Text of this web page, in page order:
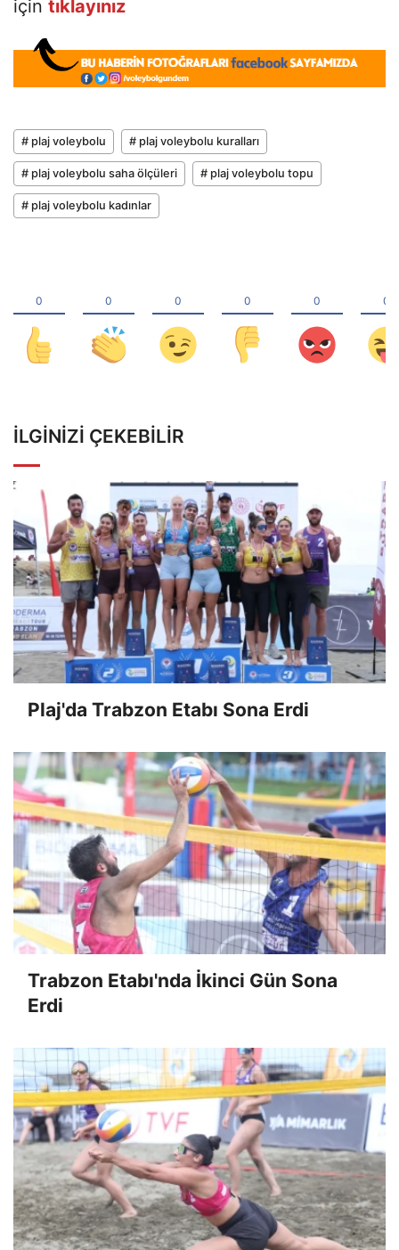
için tıklayınız
# plaj voleybolu # plaj voleybolu kuralları
# plaj voleybolu saha ölçüleri # plaj voleybolu topu
# plaj voleybolu kadınlar
İLGINIZI ÇEKEBILIR
Plaj'da Trabzon Etabı Sona Erdi
Trabzon Etabı'nda İkinci Gün Sona
Erdi